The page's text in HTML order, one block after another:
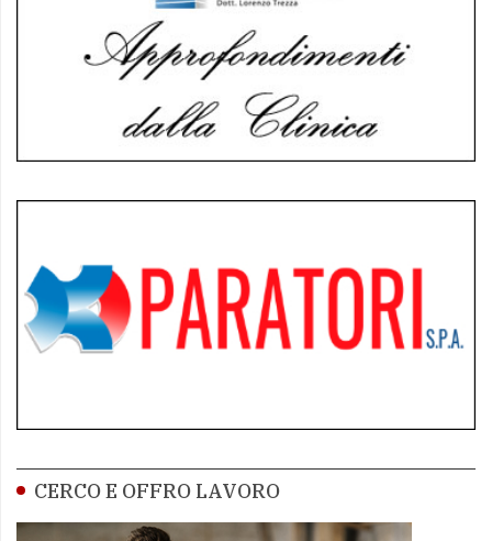
CERCO E OFFRO LAVORO